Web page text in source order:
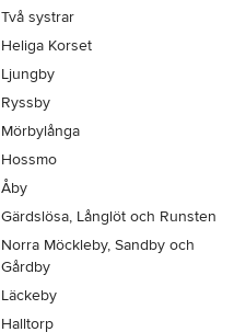
Två systrar
Heliga Korset
Ljungby
Ryssby
Mörbylånga
Hossmo
Åby
Gärdslösa, Långlöt och Runsten
Norra Möckleby, Sandby och
Gårdby
Läckeby
Halltorp